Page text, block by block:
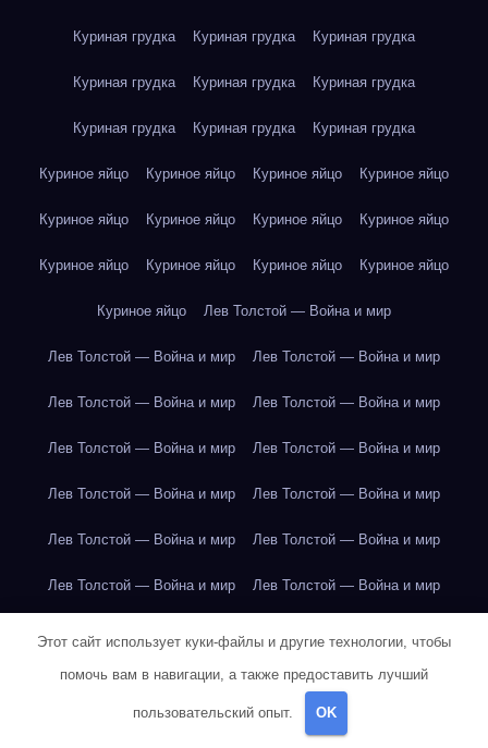
Куриная грудка Куриная грудка Куриная грудка
Куриная грудка Куриная грудка Куриная грудка
Куриная грудка Куриная грудка Куриная грудка
Куриное яйцо Куриное яйцо Куриное яйцо Куриное яйцо
Куриное яйцо Куриное яйцо Куриное яйцо Куриное яйцо
Куриное яйцо Куриное яйцо Куриное яйцо Куриное яйцо
Куриное яйцо Лев Толстой — Война и мир
Лев Толстой — Война и мир Лев Толстой — Война и мир
Лев Толстой — Война и мир Лев Толстой — Война и мир
Лев Толстой — Война и мир Лев Толстой — Война и мир
Лев Толстой — Война и мир Лев Толстой — Война и мир
Лев Толстой — Война и мир Лев Толстой — Война и мир
Лев Толстой — Война и мир Лев Толстой — Война и мир
Лондон Лондон Лондон Лондон Лондон Лондон
Лондон Лондон Лондон Лондон
Этот сайт использует куки-файлы и другие технологии, чтобы
помочь вам в навигации, а также предоставить лучший
пользовательский опыт. OK